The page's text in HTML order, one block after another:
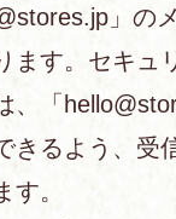
」の
ます。セキュ
、「
きるよう、受
す。